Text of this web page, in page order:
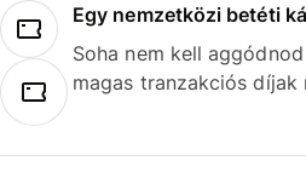
Egy nemzetközi betéti
Soha nem kell
magas tranzakciós díjak